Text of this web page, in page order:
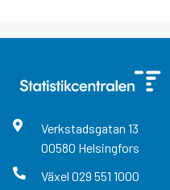
Verkstadsgatan 13
00580 Helsingfors
Växel 029 551 1000